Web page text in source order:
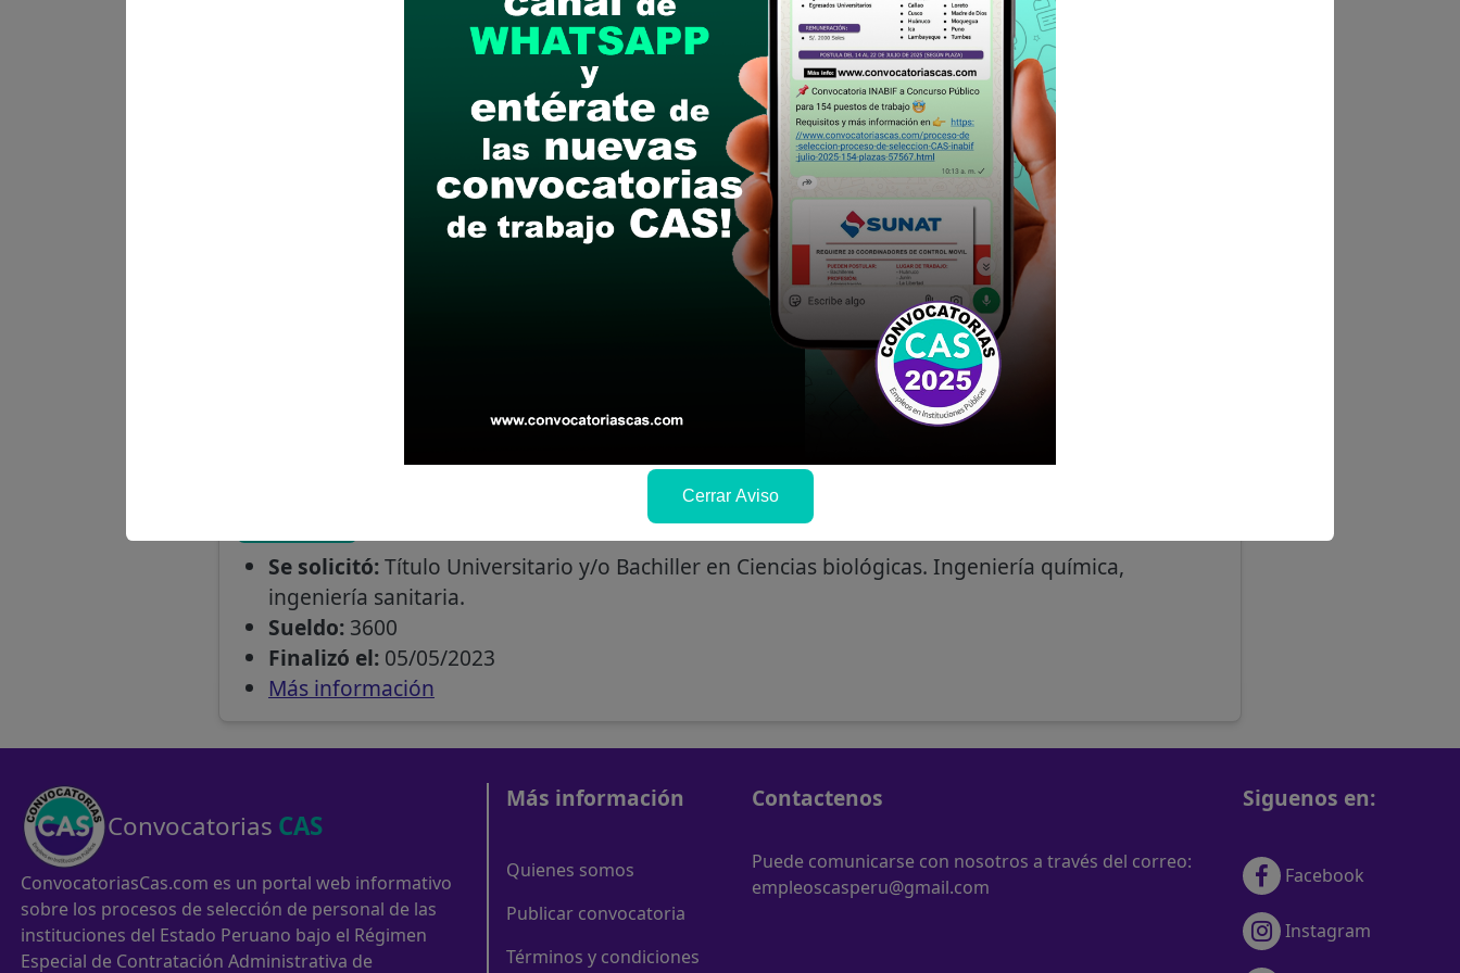
Departamento Nivel académico
Aplicar filtros
Limpiar
Trabajos CAS de anteriores concursos
RESPONSABLE DE LA UNIDAD DE DEMUNA, OMAPED Y CIAM
Bachiller o Titulado en carreras profesionales de: Derecho, Trabajo Social, Psicología
Responsable del Área Técnica Municipal (ATM)
Se solicitó:Título Universitario y/o Bachiller en Ciencias biológicas. Ingeniería química,
ingeniería sanitaria.
Sueldo:3600
Finalizó el:05/05/2023
Más información
Convocatorias CAS
ConvocatoriasCas.com es un portal web informativo
sobre los procesos de selección de personal de las
instituciones del Estado Peruano bajo el Régimen
Especial de Contratación Administrativa de
Más información
Quienes somos
Publicar convocatoria
Términos y condiciones
Contactenos
Puede comunicarse con nosotros a través del correo:
empleoscasperu@gmail.com
Siguenos en:
Facebook
Instagram
Cerrar Aviso